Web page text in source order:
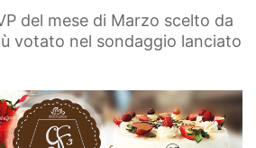
del mese di Marzo scelto da
votato nel sondaggio lanciato